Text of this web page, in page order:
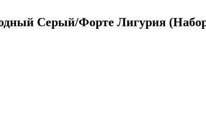
Серый/Форте Лигурия